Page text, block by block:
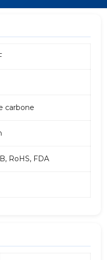
carbone
RoHS, FDA